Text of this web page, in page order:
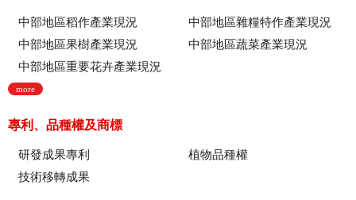
中部地區稻作產業現況
中部地區雜糧特作產業現況
中部地區果樹產業現況
中部地區蔬菜產業現況
中部地區重要花卉產業現況
more
專利、品種權及商標
研發成果專利
植物品種權
技術移轉成果